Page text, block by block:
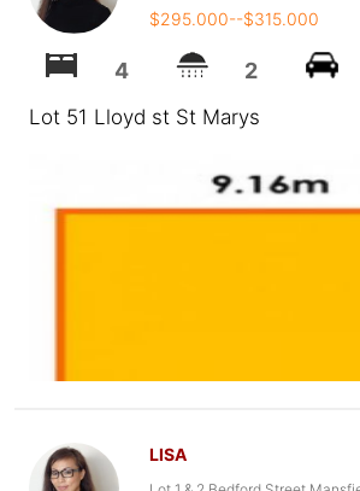
$295.000--$315.000
4 2
Lot 51 Lloyd st St Marys
LISA